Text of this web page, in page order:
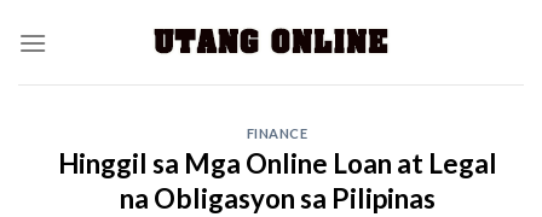
FINANCE
Hinggil sa Mga Online Loan at Legal
na Obligasyon sa Pilipinas